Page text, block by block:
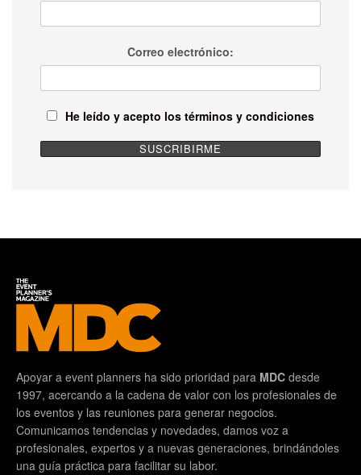
Correo electrónico:
He leído y acepto los términos y condiciones
Apoyar a event planners ha sido prioridad para MDC desde
1997, acercando a la cadena de valor con los profesionales de
los eventos y las reuniones para generar negocios.
Comunicamos tendencias y novedades, damos voz a
profesionales, expertos y a nuevas generaciones, brindándoles
una guía práctica para facilitar su labor.